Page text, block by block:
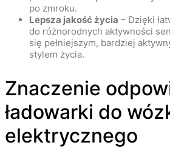
po zmroku.
Lepsza jakość życia – Dzięki
do różnorodnych aktywności
się pełniejszym, bardziej
stylem życia.
Znaczenie
ładowarki do
elektrycznego